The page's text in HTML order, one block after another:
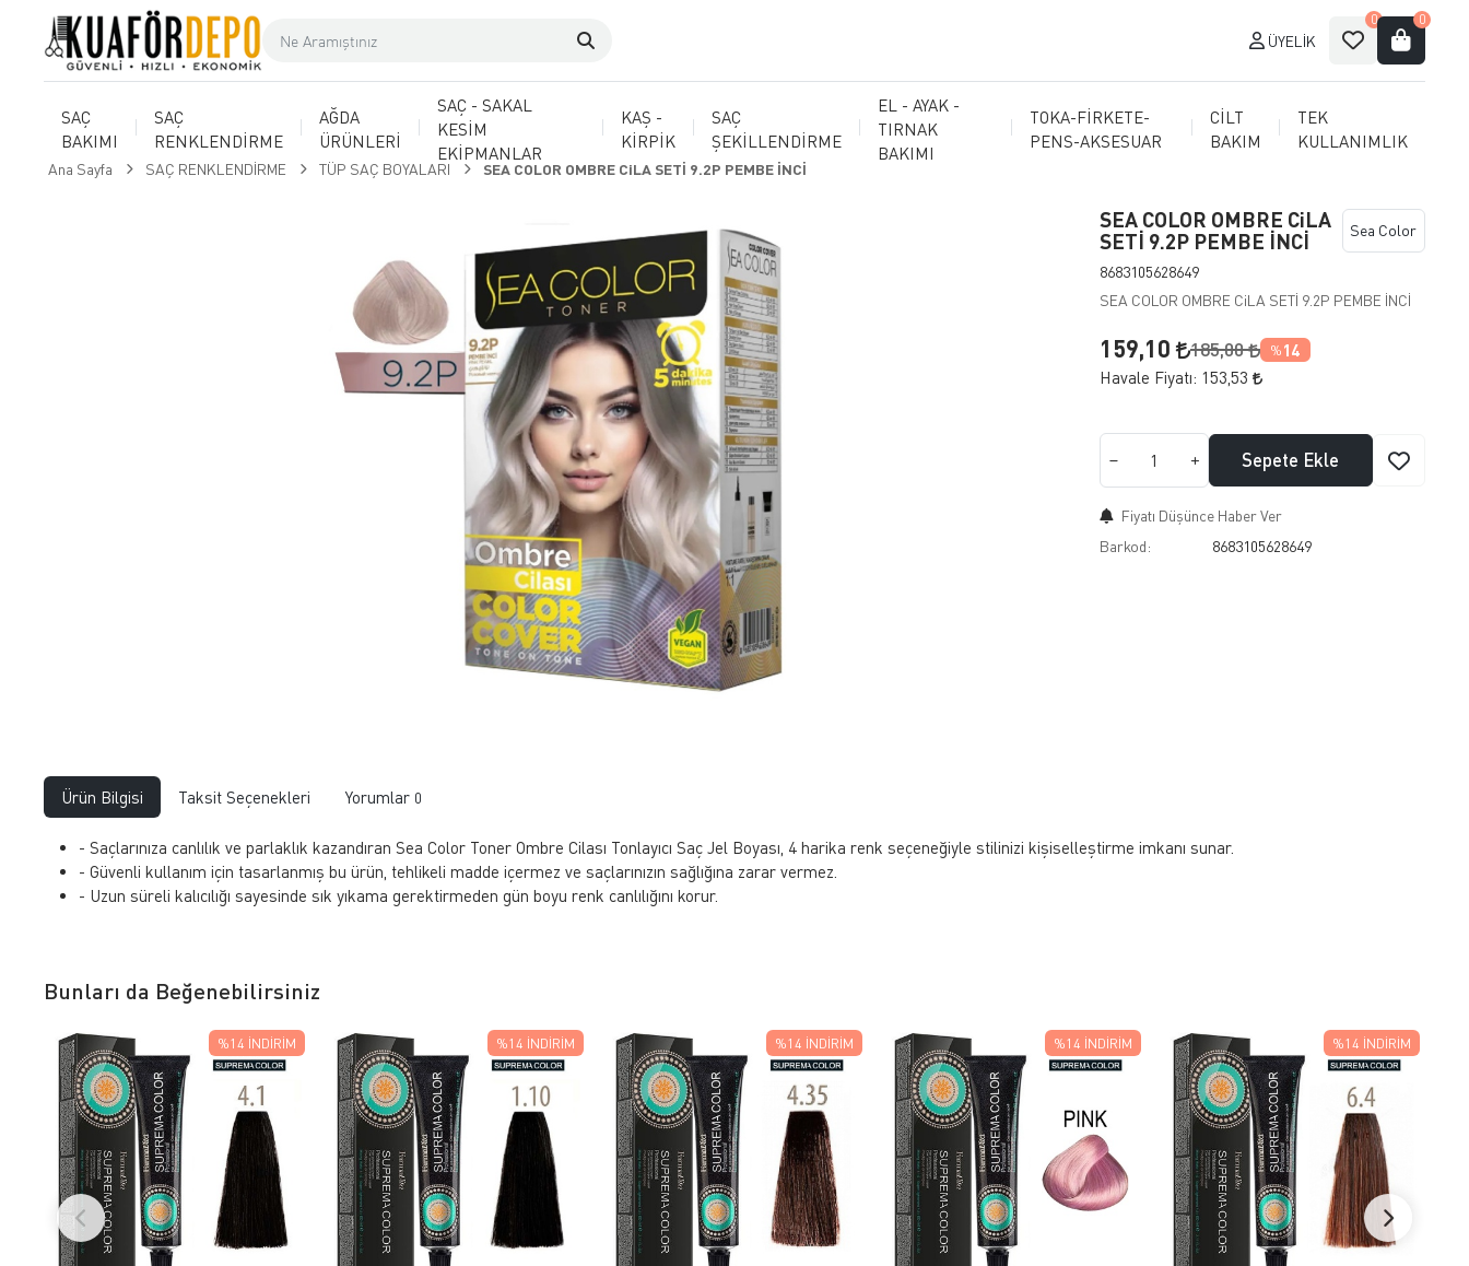
ÜYELIK
0 0
SAÇ
BAKIMI
SAÇ
RENKLENDİRME
AĞDA
ÜRÜNLERİ
SAÇ - SAKAL
KESİM
EKİPMANLAR
KAŞ -
KİRPİK
SAÇ
ŞEKİLLENDİRME
EL - AYAK -
TIRNAK
BAKIMI
TOKA-FİRKETE-
PENS-AKSESUAR
CİLT
BAKIM
TEK
KULLANIMLIK
Ana Sayfa SAÇ RENKLENDİRME TÜP SAÇ BOYALARI SEA COLOR OMBRE CiLA SETİ 9.2P PEMBE İNCİ
SEA COLOR OMBRE CiLA
SETİ 9.2P PEMBE İNCİ
8683105628649
Sea Color
SEA COLOR OMBRE CiLA SETİ 9.2P PEMBE İNCİ
159,10 185,00 % 14
Havale Fiyatı: 153,53
Sepete Ekle
Fiyatı Düşünce Haber Ver
Barkod:
8683105628649
Ürün Bilgisi Taksit Seçenekleri Yorumlar 0
- Saçlarınıza canlılık ve parlaklık kazandıran Sea Color Toner Ombre Cilası Tonlayıcı Saç Jel Boyası, 4 harika renk seçeneğiyle stilinizi kişiselleştirme imkanı sunar.
- Güvenli kullanım için tasarlanmış bu ürün, tehlikeli madde içermez ve saçlarınızın sağlığına zarar vermez.
- Uzun süreli kalıcılığı sayesinde sık yıkama gerektirmeden gün boyu renk canlılığını korur.
Bunları da Beğenebilirsiniz
FAVORILERE EKLE
SEPETE EKLE
%14 İNDIRIM
FAVORILERE EKLE
SEPETE EKLE
%14 İNDIRIM
FAVORILERE EKLE
SEPETE EKLE
%14 İNDIRIM
FAVORILERE EKLE
SEPETE EKLE
%14 İNDIRIM
FAVORILERE EKLE
SEPETE EKLE
%14 İNDIRIM